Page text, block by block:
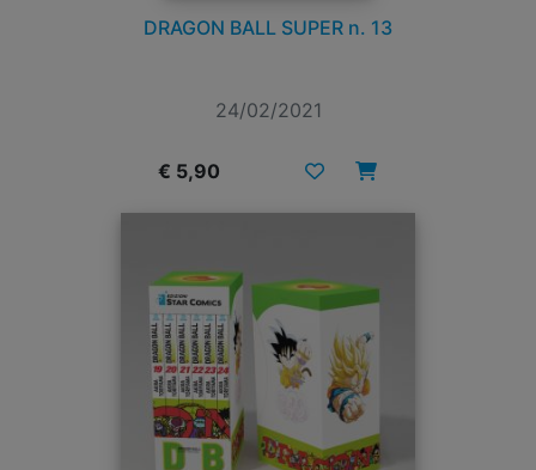
DRAGON BALL SUPER n. 13
24/02/2021
€ 5,90